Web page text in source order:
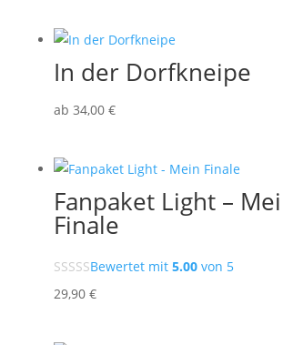
In der Dorfkneipe
ab 34,00 €
Fanpaket Light –
Finale
Bewertet mit 5.00von 5
29,90 €